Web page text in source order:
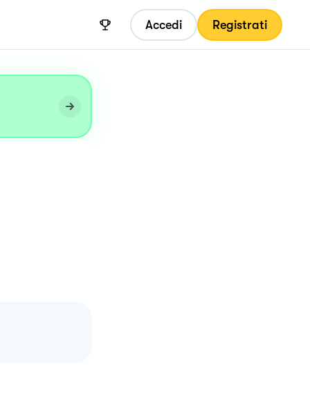
Accedi Registrati